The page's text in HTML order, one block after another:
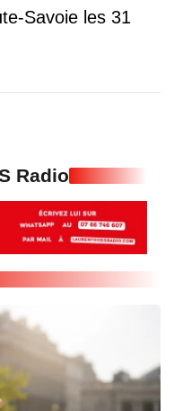
Savoie les 31
Radio